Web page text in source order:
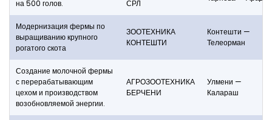
на 500 голов. СРЛ
Модернизация фермы по
выращиванию крупного
рогатого скота
ЗООТЕХНИКА
КОНТЕШТИ
Контешти —
Телеорман
Создание молочной фермы
с перерабатывающим
цехом и производством
возобновляемой энергии.
АГРОЗООТЕХНИКА
БЕРЧЕНИ
Улмени —
Калараш